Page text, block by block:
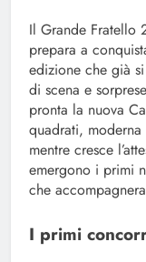
Il Grande Fratello
prepara a
edizione che già
di scena e
pronta la nuova
quadrati,
mentre cresce
emergono i primi
che
I primi